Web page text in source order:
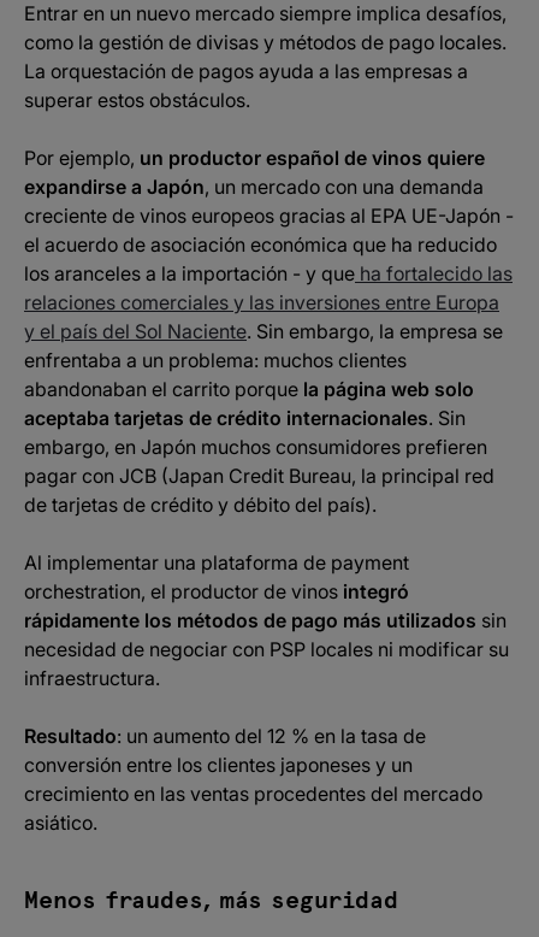
Entrar en un nuevo mercado siempre implica desafíos,
como la gestión de divisas y métodos de pago locales.
La orquestación de pagos ayuda a las empresas a
superar estos obstáculos.
Por ejemplo, un productor español de vinos quiere
expandirse a Japón, un mercado con una demanda
creciente de vinos europeos gracias al EPA UE-Japón -
el acuerdo de asociación económica que ha reducido
los aranceles a la importación - y que ha fortalecido las
relaciones comerciales y las inversiones entre Europa
y el país del Sol Naciente. Sin embargo, la empresa se
enfrentaba a un problema: muchos clientes
abandonaban el carrito porque la página web solo
aceptaba tarjetas de crédito internacionales. Sin
embargo, en Japón muchos consumidores prefieren
pagar con JCB (Japan Credit Bureau, la principal red
de tarjetas de crédito y débito del país).
Al implementar una plataforma de payment
orchestration, el productor de vinos integró
rápidamente los métodos de pago más utilizados sin
necesidad de negociar con PSP locales ni modificar su
infraestructura.
Resultado: un aumento del 12 % en la tasa de
conversión entre los clientes japoneses y un
crecimiento en las ventas procedentes del mercado
asiático.
Menos fraudes, más seguridad